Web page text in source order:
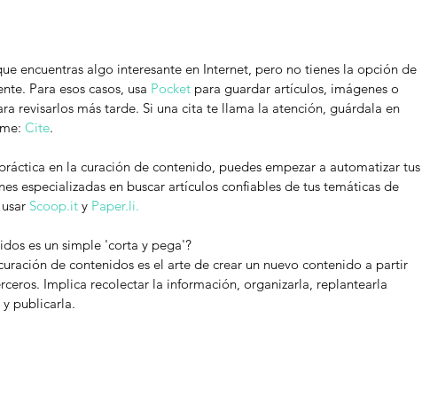
encuentras algo interesante en Internet, pero no tienes la opción de
Para esos casos, usa Pocket para guardar artículos, imágenes o
revisarlos más tarde. Si una cita te llama la atención, guárdala en
Cite.
en la curación de contenido, puedes empezar a automatizar tus
especializadas en buscar artículos confiables de tus temáticas de
Scoop.it y Paper.li.
es un simple 'corta y pega'?
de contenidos es el arte de crear un nuevo contenido a partir
Implica recolectar la información, organizarla, replantearla
y publicarla.